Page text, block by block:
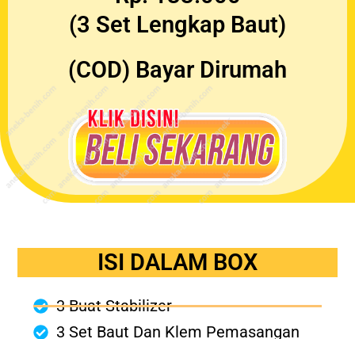
(3 Set Lengkap Baut)
(COD) Bayar Dirumah
ISI DALAM BOX
3 Buat Stabilizer
3 Set Baut Dan Klem Pemasangan